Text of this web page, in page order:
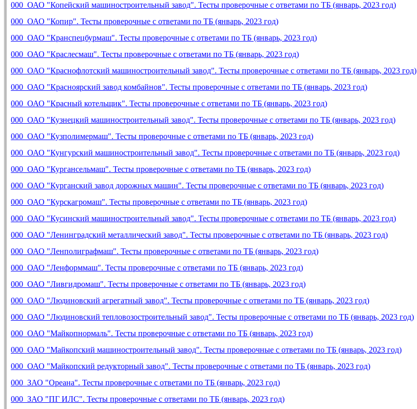
000 ОАО "Копейский машиностроительный завод". Тесты проверочные с ответами по ТБ (январь, 2023 год)
000 ОАО "Копир". Тесты проверочные с ответами по ТБ (январь, 2023 год)
000 ОАО "Кранспецбурмаш". Тесты проверочные с ответами по ТБ (январь, 2023 год)
000 ОАО "Краслесмаш". Тесты проверочные с ответами по ТБ (январь, 2023 год)
000 ОАО "Краснофлотский машиностроительный завод". Тесты проверочные с ответами по ТБ (январь, 2023 год)
000 ОАО "Красноярский завод комбайнов". Тесты проверочные с ответами по ТБ (январь, 2023 год)
000 ОАО "Красный котельщик". Тесты проверочные с ответами по ТБ (январь, 2023 год)
000 ОАО "Кузнецкий машиностроительный завод". Тесты проверочные с ответами по ТБ (январь, 2023 год)
000 ОАО "Кузполимермаш". Тесты проверочные с ответами по ТБ (январь, 2023 год)
000 ОАО "Кунгурский машиностроительный завод". Тесты проверочные с ответами по ТБ (январь, 2023 год)
000 ОАО "Кургансельмаш". Тесты проверочные с ответами по ТБ (январь, 2023 год)
000 ОАО "Курганский завод дорожных машин". Тесты проверочные с ответами по ТБ (январь, 2023 год)
000 ОАО "Курскагромаш". Тесты проверочные с ответами по ТБ (январь, 2023 год)
000 ОАО "Кусинский машиностроительный завод". Тесты проверочные с ответами по ТБ (январь, 2023 год)
000 ОАО "Ленинградский металлический завод". Тесты проверочные с ответами по ТБ (январь, 2023 год)
000 ОАО "Ленполиграфмаш". Тесты проверочные с ответами по ТБ (январь, 2023 год)
000 ОАО "Ленформмаш". Тесты проверочные с ответами по ТБ (январь, 2023 год)
000 ОАО "Ливгидромаш". Тесты проверочные с ответами по ТБ (январь, 2023 год)
000 ОАО "Людиновский агрегатный завод". Тесты проверочные с ответами по ТБ (январь, 2023 год)
000 ОАО "Людиновский тепловозостроительный завод". Тесты проверочные с ответами по ТБ (январь, 2023 год)
000 ОАО "Майкопнормаль". Тесты проверочные с ответами по ТБ (январь, 2023 год)
000 ОАО "Майкопский машиностроительный завод". Тесты проверочные с ответами по ТБ (январь, 2023 год)
000 ОАО "Майкопский редукторный завод". Тесты проверочные с ответами по ТБ (январь, 2023 год)
000 ЗАО "Ореана". Тесты проверочные с ответами по ТБ (январь, 2023 год)
000 ЗАО "ПГ ИЛС". Тесты проверочные с ответами по ТБ (январь, 2023 год)